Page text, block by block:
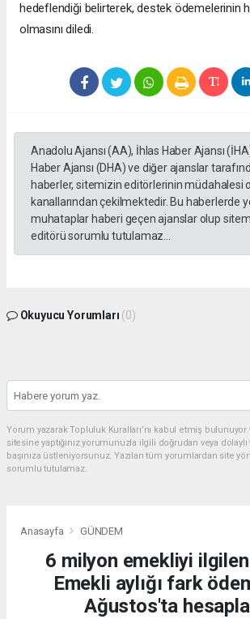
hedeflendiği belirterek, destek ödemelerinin
olmasını diledi.
Anadolu Ajansı (AA), İhlas Haber Ajansı
Haber Ajansı (DHA) ve diğer ajanslar
haberler, sitemizin editörlerinin müdahalesi
kanallarından çekilmektedir. Bu haberlerde
muhataplar haberi geçen ajanslar olup
editörü sorumlu tutulamaz...
Okuyucu Yorumları (0)
Yorum yazarak Topluluk Kuralları’nı kabul etmiş
sitesine yaptığınız yorumunuzla ilgili doğrudan veya
başınıza üstleniyorsunuz. Yazılan tüm yorumlardan site
sorumlu tutulamaz.
Anasayfa GÜNDEM
6 milyon emekliyi
Emekli aylığı fark
Ağustos'ta